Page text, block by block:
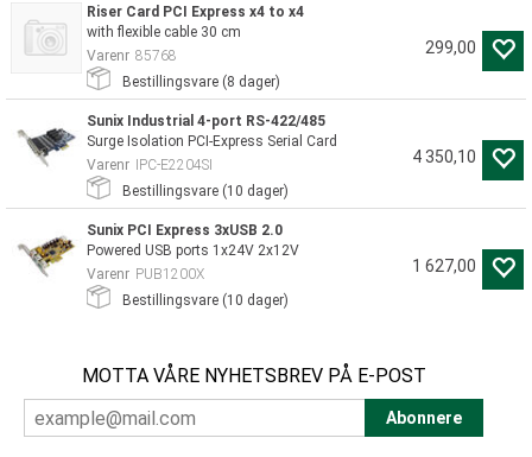
Riser Card PCI Express x4 to x4
with flexible cable 30 cm
Varenr 85768
Bestillingsvare (8 dager)
299,00
Sunix Industrial 4-port RS-422/485
Surge Isolation PCI-Express Serial Card
Varenr
IPC-E2204SI
Bestillingsvare (10 dager)
4 350,10
Sunix PCI Express 3xUSB 2.0
Powered USB ports 1x24V 2x12V
Varenr PUB1200X
Bestillingsvare (10 dager)
1 627,00
MOTTA VÅRE NYHETSBREV PÅ E-POST